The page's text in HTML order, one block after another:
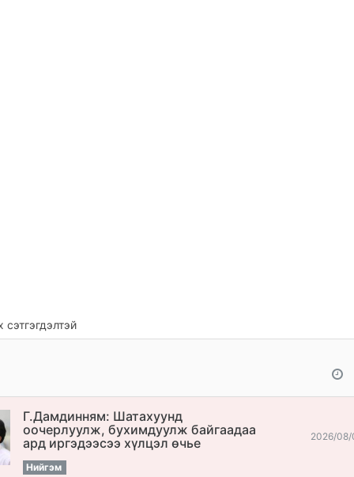
Г.Дамдинням: Шатахуунд
оочерлуулж, бухимдуулж байгаадаа
ард иргэдээсээ хүлцэл өчье
Нийгэм
2026/08/